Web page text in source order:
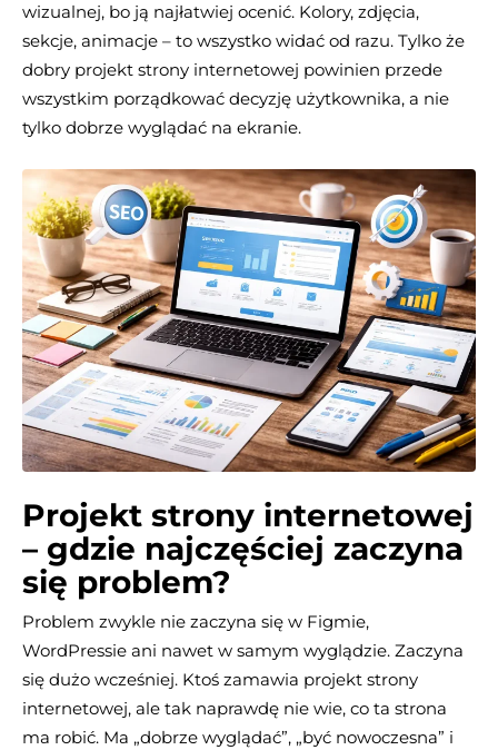
wizualnej, bo ją najłatwiej ocenić. Kolory, zdjęcia,
sekcje, animacje – to wszystko widać od razu. Tylko że
dobry projekt strony internetowej powinien przede
wszystkim porządkować decyzję użytkownika, a nie
tylko dobrze wyglądać na ekranie.
Projekt strony internetowej
– gdzie najczęściej zaczyna
się problem?
Problem zwykle nie zaczyna się w Figmie,
WordPressie ani nawet w samym wyglądzie. Zaczyna
się dużo wcześniej. Ktoś zamawia projekt strony
internetowej, ale tak naprawdę nie wie, co ta strona
ma robić. Ma „dobrze wyglądać”, „być nowoczesna” i